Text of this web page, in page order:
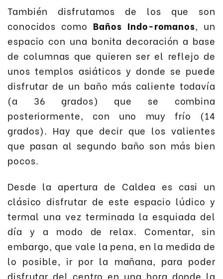
También disfrutamos de los que son
conocidos como Baños Indo-romanos, un
espacio con una bonita decoración a base
de columnas que quieren ser el reflejo de
unos templos asiáticos y donde se puede
disfrutar de un baño más caliente todavía
(a 36 grados) que se combina
posteriormente, con uno muy frío (14
grados). Hay que decir que los valientes
que pasan al segundo baño son más bien
pocos.
Desde la apertura de Caldea es casi un
clásico disfrutar de este espacio lúdico y
termal una vez terminada la esquiada del
día y a modo de relax. Comentar, sin
embargo, que vale la pena, en la medida de
lo posible, ir por la mañana, para poder
disfrutar del centro en una hora donde la